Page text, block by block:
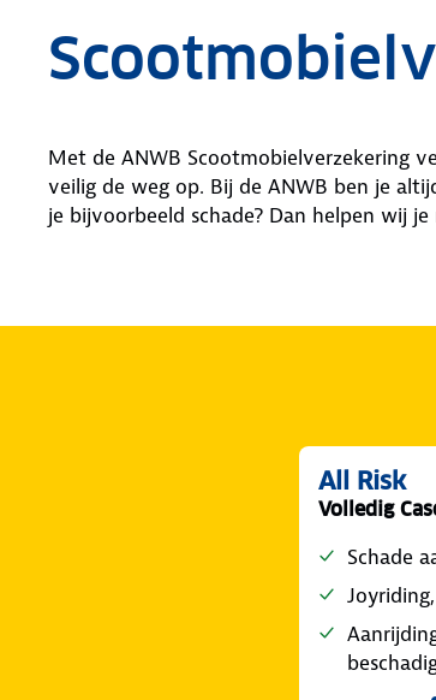
Met de ANWB Scootmobielverzekering
veilig de weg op. Bij de ANWB ben je
je bijvoorbeeld schade? Dan helpen wij
All Risk
Volledig
Schade